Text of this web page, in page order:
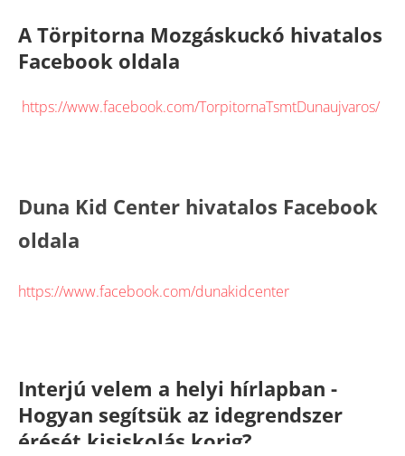
A Törpitorna Mozgáskuckó hivatalos
Facebook oldala
https://www.facebook.com/TorpitornaTsmtDunaujvaros/
Duna Kid Center hivatalos Facebook
oldala
https://www.facebook.com/dunakidcenter
Interjú velem a helyi hírlapban -
Hogyan segítsük az idegrendszer
érését kisiskolás korig?